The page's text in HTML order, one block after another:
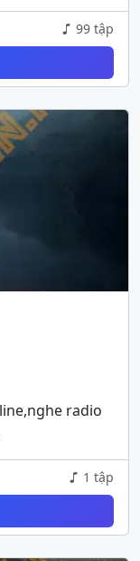
99 tập
radio
1 tập